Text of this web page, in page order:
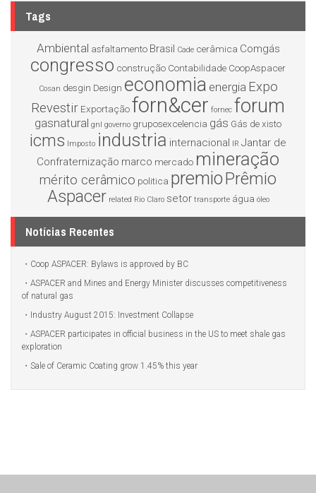
Tags
Ambiental asfaltamento Brasil Cade cerâmica Comgás
congresso construção Contabilidade CoopAspacer
Cosan desgin Design economia energia Expo
Revestir Exportaçãoforn&cer fornec forum
gasnatural gnl governo gruposexcelencia gás Gás de xisto
icms Imposto industria internacional IR Jantar de
Confraternização marco mercado mineração
mérito cerâmico politica premioPrêmio
Aspacer related Rio Claro setor transporte água óleo
Notícias Recentes
Coop ASPACER: Bylaws is approved by BC
ASPACER and Mines and Energy Minister discusses competitiveness
of natural gas
Industry August 2015: Investment Collapse
ASPACER participates in official business in the US to meet shale gas
exploration
Sale of Ceramic Coating grow 1.45% this year